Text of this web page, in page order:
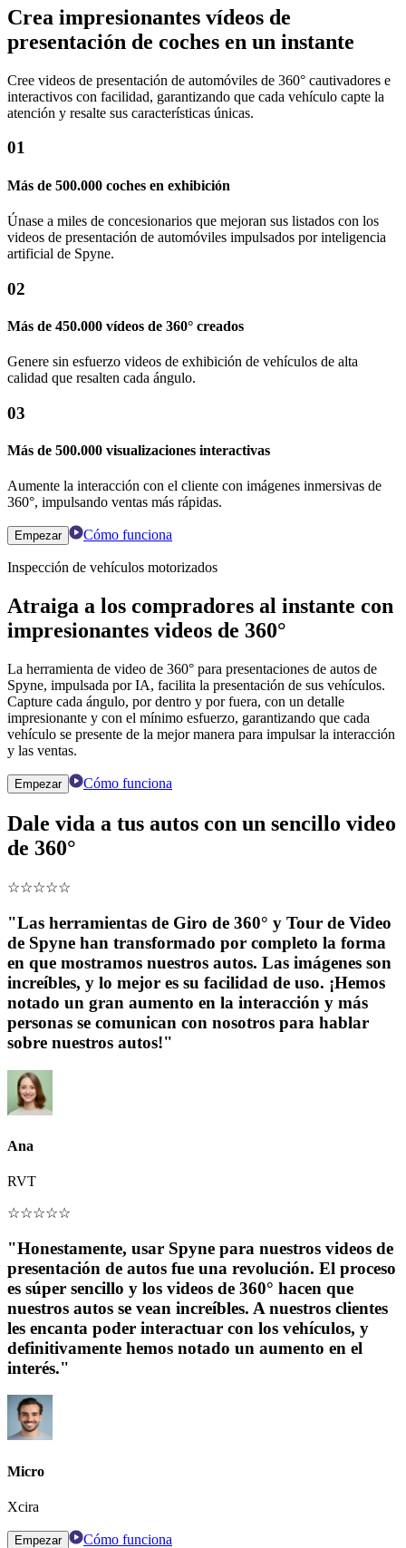
Crea impresionantes vídeos de
presentación de coches en un instante
Cree videos de presentación de automóviles de 360° cautivadores e
interactivos con facilidad, garantizando que cada vehículo capte la
atención y resalte sus características únicas.
01
Más de 500.000 coches en exhibición
Únase a miles de concesionarios que mejoran sus listados con los
videos de presentación de automóviles impulsados ​​por inteligencia
artificial de Spyne.
02
Más de 450.000 vídeos de 360° creados
Genere sin esfuerzo videos de exhibición de vehículos de alta
calidad que resalten cada ángulo.
03
Más de 500.000 visualizaciones interactivas
Aumente la interacción con el cliente con imágenes inmersivas de
360°, impulsando ventas más rápidas.
Empezar Cómo funciona
Inspección de vehículos motorizados
Atraiga a los compradores al instante con
impresionantes videos de 360°
La herramienta de video de 360° para presentaciones de autos de
Spyne, impulsada por IA, facilita la presentación de sus vehículos.
Capture cada ángulo, por dentro y por fuera, con un detalle
impresionante y con el mínimo esfuerzo, garantizando que cada
vehículo se presente de la mejor manera para impulsar la interacción
y las ventas.
Empezar Cómo funciona
Dale vida a tus autos con un sencillo video
de 360°
☆☆☆☆☆
"Las herramientas de Giro de 360° y Tour de Video
de Spyne han transformado por completo la forma
en que mostramos nuestros autos. Las imágenes son
increíbles, y lo mejor es su facilidad de uso. ¡Hemos
notado un gran aumento en la interacción y más
personas se comunican con nosotros para hablar
sobre nuestros autos!"
Ana
RVT
☆☆☆☆☆
"Honestamente, usar Spyne para nuestros videos de
presentación de autos fue una revolución. El proceso
es súper sencillo y los videos de 360° hacen que
nuestros autos se vean increíbles. A nuestros clientes
les encanta poder interactuar con los vehículos, y
definitivamente hemos notado un aumento en el
interés."
Micro
Xcira
Empezar Cómo funciona